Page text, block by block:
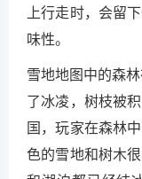
上行走时，会留
味性。
雪地地图中的森
了冰凌，树枝被
国，玩家在森林
色的雪地和树木